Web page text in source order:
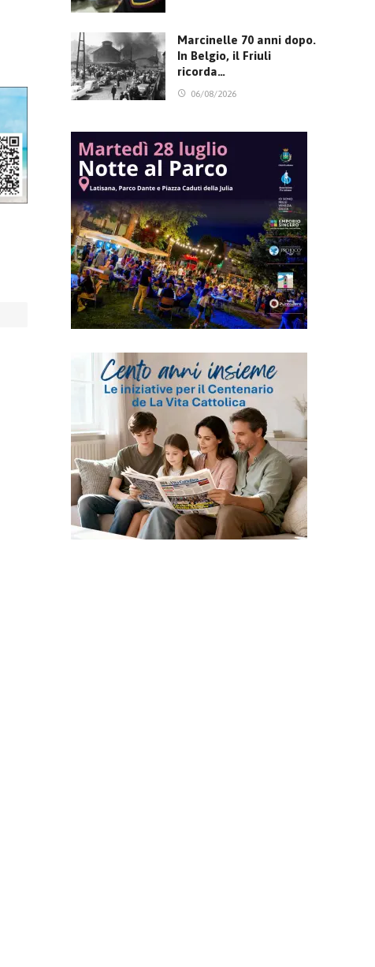
Marcinelle 70 anni dopo.
In Belgio, il Friuli
ricorda…
06/08/2026